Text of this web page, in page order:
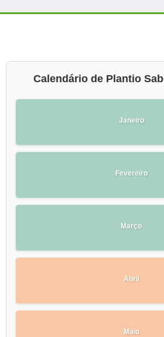
Calendário de Plantio
Janeiro
Fevereiro
Março
Abril
Maio